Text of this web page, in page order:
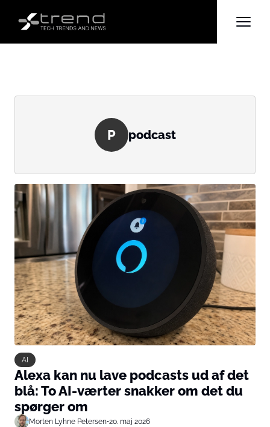
P podcast
AI
Alexa kan nu lave podcasts ud af det
blå: To AI-værter snakker om det du
spørger om
Morten Lyhne Petersen•20. maj 2026